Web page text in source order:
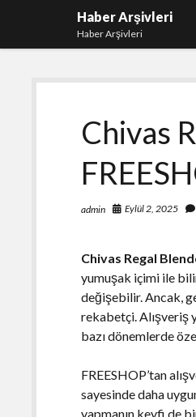
Haber Arşivleri
Haber Arşivleri
Chivas
admin Eylül 2, 2025
Chivas Regal
yumuşak içimi ile
değişebilir. Ancak,
rekabetçi. Alışveriş
bazı dönemlerde
FREESHOP’tan
sayesinde daha
yapmanın keyfi de